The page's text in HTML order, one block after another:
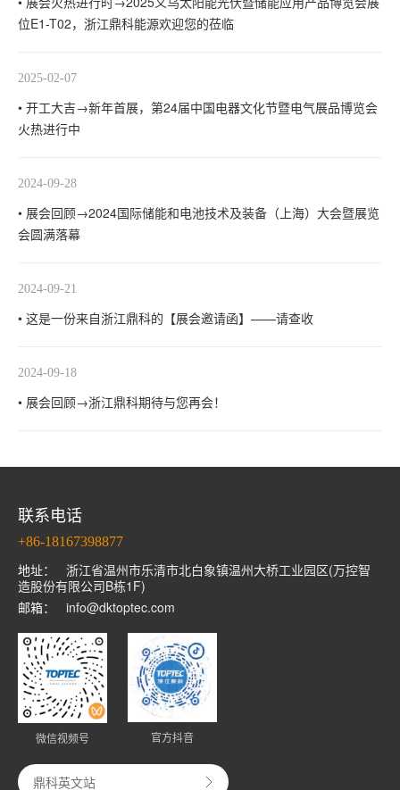
位E1-T02，浙江鼎科能源欢迎您的莅临
2025-02-07
• 开工大吉→新年首展，第24届中国电器文化节暨电气展品博览会
火热进行中
2024-09-28
• 展会回顾→2024国际储能和电池技术及装备（上海）大会暨展览
会圆满落幕
2024-09-21
• 这是一份来自浙江鼎科的【展会邀请函】——请查收
2024-09-18
• 展会回顾→浙江鼎科期待与您再会！
联系电话
+86-18167398877
地址：
浙江省温州市乐清市北白象镇温州大桥工业园区(万控智
造股份有限公司B栋1F)
邮箱：
info@dktoptec.com
微信视频号 官方抖音
鼎科英文站